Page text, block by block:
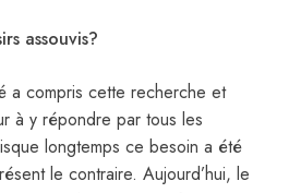
assouvis?
a compris cette recherche et
à y répondre par tous les
longtemps ce besoin a été
le contraire. Aujourd’hui, le